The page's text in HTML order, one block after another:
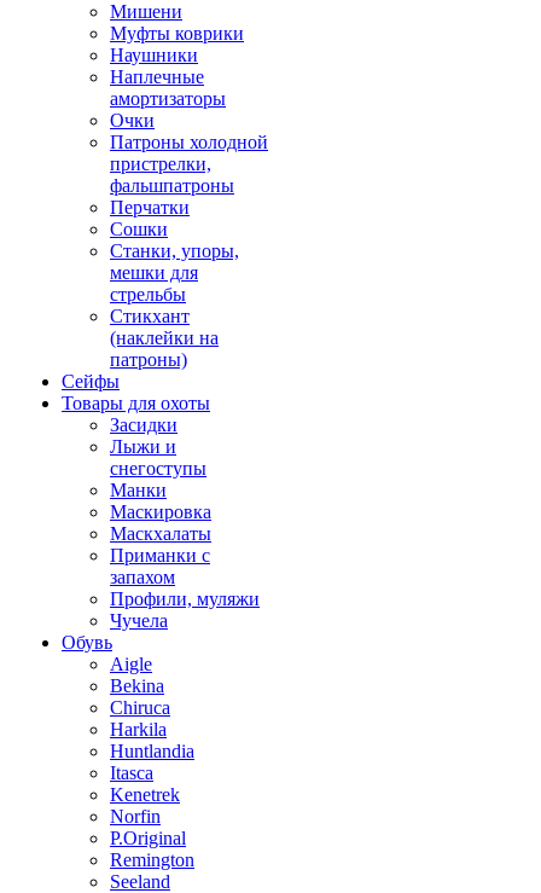
Мишени
Муфты коврики
Наушники
Наплечные
амортизаторы
Очки
Патроны холодной
пристрелки,
фальшпатроны
Перчатки
Сошки
Станки, упоры,
мешки для
стрельбы
Стикхант
(наклейки на
патроны)
Сейфы
Товары для охоты
Засидки
Лыжи и
снегоступы
Манки
Маскировка
Маскхалаты
Приманки с
запахом
Профили, муляжи
Чучела
Обувь
Aigle
Bekina
Chiruсa
Harkila
Huntlandia
Itasca
Kenetrek
Norfin
P.Original
Remington
Seeland